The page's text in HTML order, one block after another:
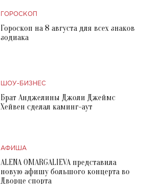
ГОРОСКОП
Гороскоп на 8 августа для всех знаков
зодиака
ШОУ-БИЗНЕС
Брат Анджелины Джоли Джеймс
Хейвен сделал каминг-аут
АФИША
ALENA OMARGALIEVA представила
новую афишу большого концерта во
Дворце спорта